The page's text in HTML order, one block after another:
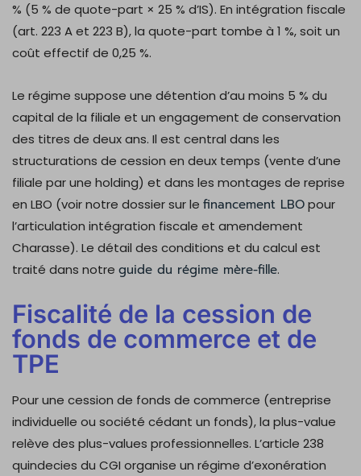
% (5 % de quote-part × 25 % d’IS). En intégration fiscale
(art. 223 A et 223 B), la quote-part tombe à 1 %, soit un
coût effectif de 0,25 %.
Le régime suppose une détention d’au moins 5 % du
capital de la filiale et un engagement de conservation
des titres de deux ans. Il est central dans les
structurations de cession en deux temps (vente d’une
filiale par une holding) et dans les montages de reprise
en LBO (voir notre dossier sur le financement LBOpour
l’articulation intégration fiscale et amendement
Charasse). Le détail des conditions et du calcul est
traité dans notre guide du régime mère-fille.
Fiscalité de la cession de
fonds de commerce et de
TPE
Pour une cession de fonds de commerce (entreprise
individuelle ou société cédant un fonds), la plus-value
relève des plus-values professionnelles. L’article 238
quindecies du CGI organise un régime d’exonération